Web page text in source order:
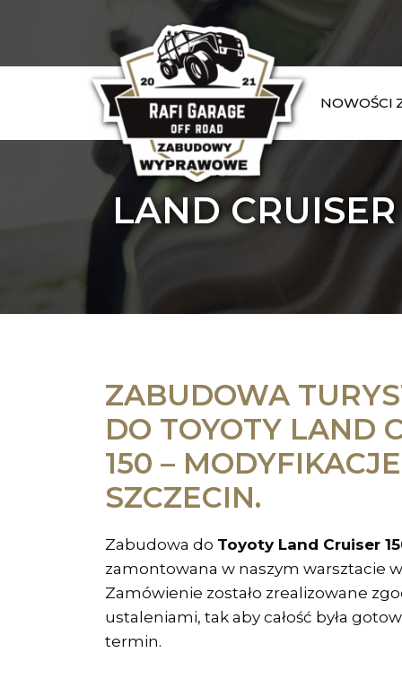
NOWOŚCI
LAND
ZABUDOWA
DO TOYOTY LAND
150 –
SZCZECIN.
Zabudowa do Toyoty Land Cruiser
zamontowana w naszym warsztacie
Zamówienie zostało zrealizowane
ustaleniami, tak aby całość była
termin.